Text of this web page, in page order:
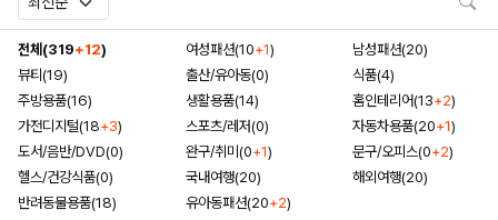
전체(319+12) 여성패션(10+1)
남성패션(20)
뷰티(19)
출산/유아동(0)
식품(4)
주방용품(16)
생활용품(14) 홈인테리어(13+2)
가전디지털(18+3) 스포츠/레저(0) 자동차용품(20+1)
도서/음반/DVD(0)
완구/취미(0+1) 문구/오피스(0+2)
헬스/건강식품(0)
국내여행(20)
해외여행(20)
반려동물용품(18)
유아동패션(20+2)